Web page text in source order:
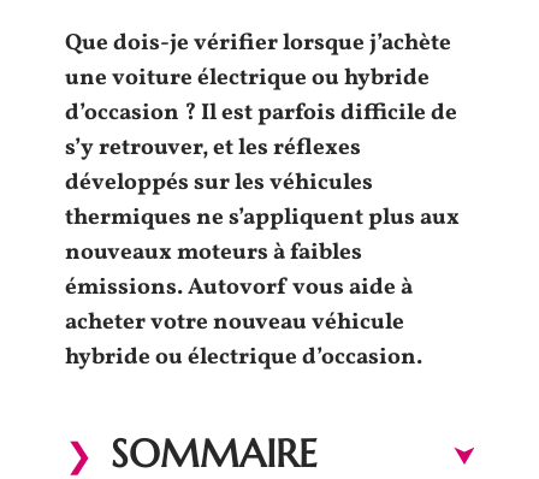
Que dois-je vérifier lorsque j’achète
une voiture électrique ou hybride
d’occasion ? Il est parfois difficile de
s’y retrouver, et les réflexes
développés sur les véhicules
thermiques ne s’appliquent plus aux
nouveaux moteurs à faibles
émissions. Autovorf vous aide à
acheter votre nouveau véhicule
hybride ou électrique d’occasion.
SOMMAIRE